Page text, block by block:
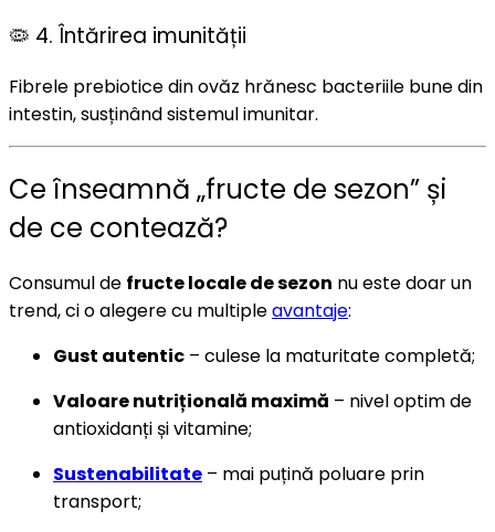
🦠 4. Întărirea imunității
Fibrele prebiotice din ovăz hrănesc bacteriile bune din
intestin, susținând sistemul imunitar.
Ce înseamnă „fructe de sezon” și
de ce contează?
Consumul de fructe locale de sezon nu este doar un
trend, ci o alegere cu multipleavantaje:
Gust autentic – culese la maturitate completă;
Valoare nutrițională maximă – nivel optim de
antioxidanți și vitamine;
Sustenabilitate – mai puțină poluare prin
transport;